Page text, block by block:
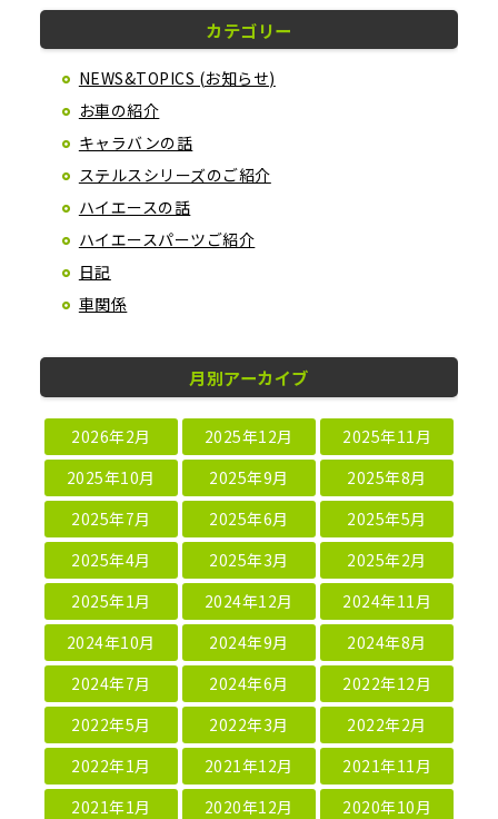
カテゴリー
NEWS&TOPICS (お知らせ)
お車の紹介
キャラバンの話
ステルスシリーズのご紹介
ハイエースの話
ハイエースパーツご紹介
日記
車関係
月別アーカイブ
2026年2月 2025年12月
2025年11月
2025年10月
2025年9月
2025年8月
2025年7月
2025年6月
2025年5月
2025年4月
2025年3月
2025年2月
2025年1月
2024年12月
2024年11月
2024年10月
2024年9月
2024年8月
2024年7月
2024年6月
2022年12月
2022年5月
2022年3月
2022年2月
2022年1月
2021年12月
2021年11月
2021年1月
2020年12月
2020年10月